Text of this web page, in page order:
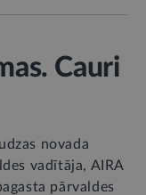
Cauri
novada
vadītāja, AIRA
pārvaldes